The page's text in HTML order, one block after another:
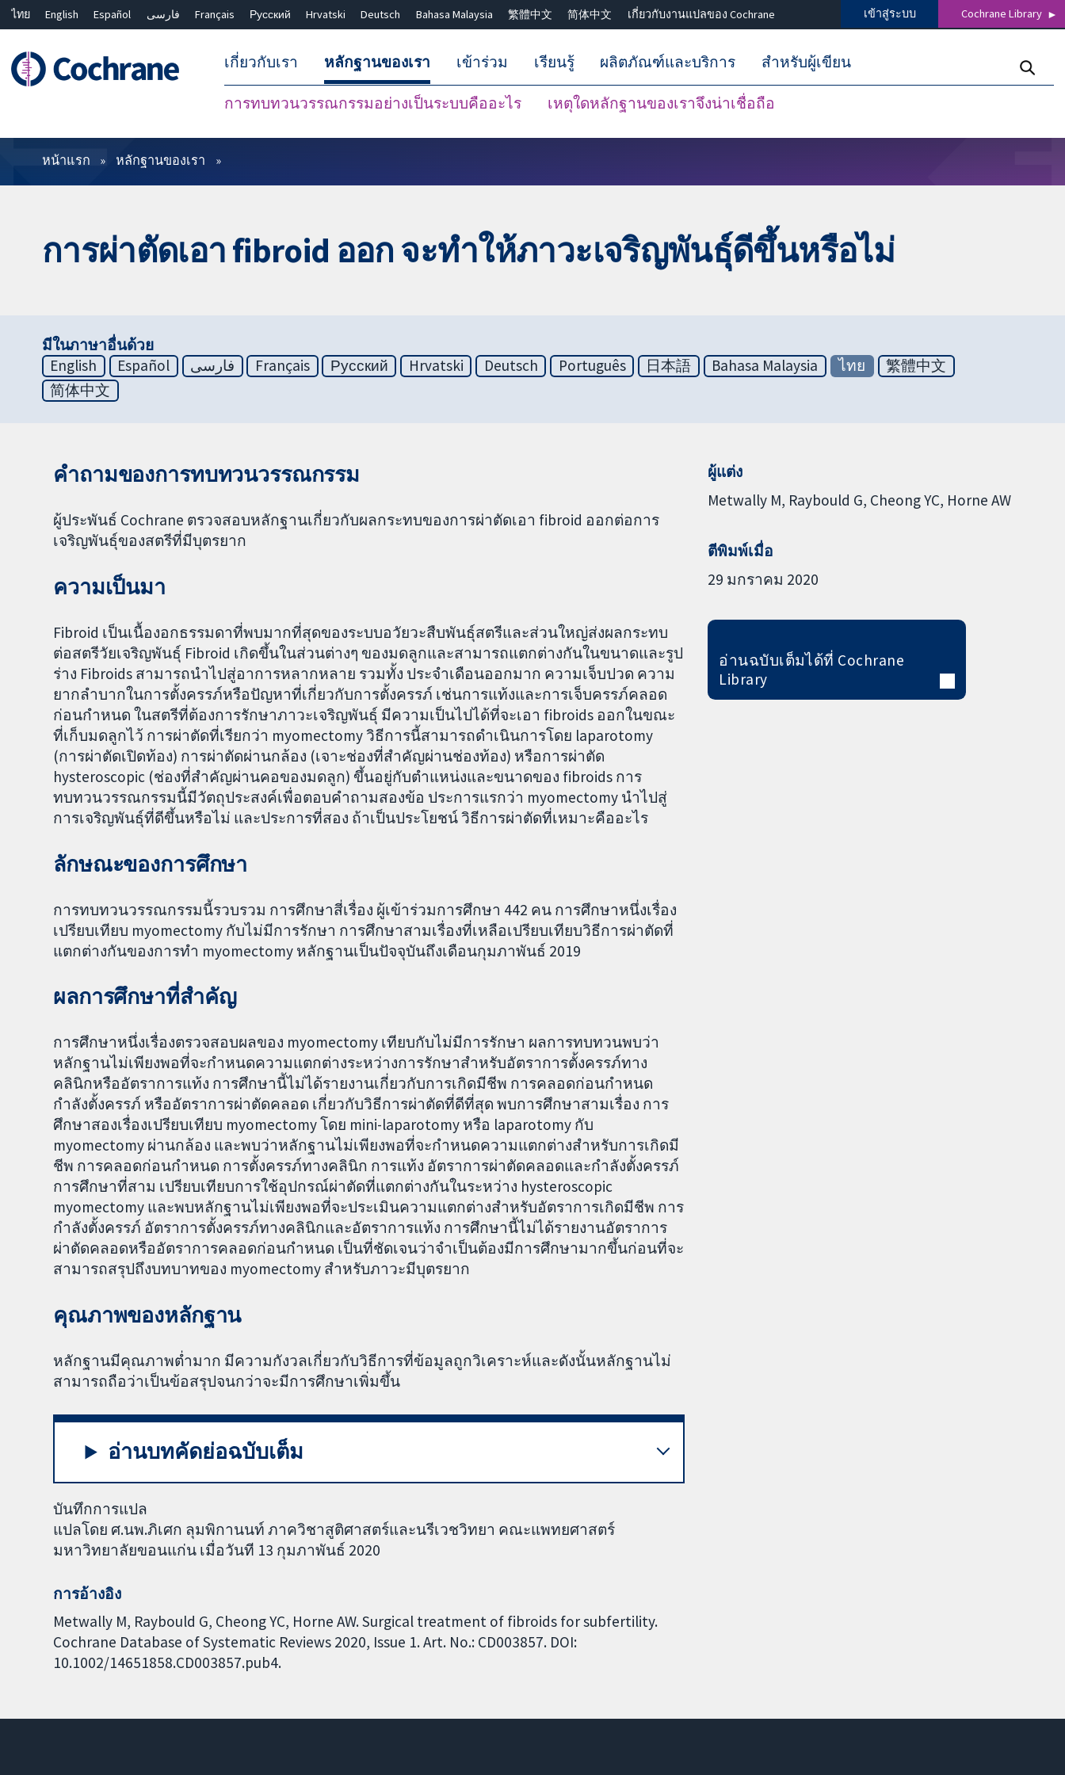
ไทย English Español فارسی Français Русский Hrvatski Deutsch Bahasa Malaysia 繁體中文 简体中文 เกี่ยวกับงานแปลของ Cochrane เข้าสู่ระบบ Cochrane Library
เกี่ยวกับเรา หลักฐานของเรา
การทบทวนวรรณกรรมอย่างเป็นระบบคืออะไร เหตุใดหลักฐานของเราจึงน่าเชื่อถือ
เข้าร่วม เรียนรู้ ผลิตภัณฑ์และบริการ สำหรับผู้เขียน
ตัวกรอง
หน้าแรก หลักฐานของเรา
การผ่าตัดเอา fibroid ออก จะทำให้ภาวะเจริญพันธุ์ดีขึ้นหรือไม่
มีในภาษาอื่นด้วย
English
Español فارسی Français Русский Hrvatski Deutsch Português 日本語 Bahasa Malaysia ไทย
繁體中文
简体中文
คำถามของการทบทวนวรรณกรรม
ผู้ประพันธ์ Cochrane ตรวจสอบหลักฐานเกี่ยวกับผลกระทบของการผ่าตัดเอา fibroid ออกต่อการ
เจริญพันธุ์ของสตรีที่มีบุตรยาก
ความเป็นมา
Fibroid เป็นเนื้องอกธรรมดาที่พบมากที่สุดของระบบอวัยวะสืบพันธุ์สตรีและส่วนใหญ่ส่งผลกระทบ
ต่อสตรีวัยเจริญพันธุ์ Fibroid เกิดขึ้นในส่วนต่างๆ ของมดลูกและสามารถแตกต่างกันในขนาดและรูป
ร่าง Fibroids สามารถนำไปสู่อาการหลากหลาย รวมทั้ง ประจำเดือนออกมาก ความเจ็บปวด ความ
ยากลำบากในการตั้งครรภ์หรือปัญหาที่เกี่ยวกับการตั้งครรภ์ เช่นการแท้งและการเจ็บครรภ์คลอด
ก่อนกำหนด ในสตรีที่ต้องการรักษาภาวะเจริญพันธุ์ มีความเป็นไปได้ที่จะเอา fibroids ออกในขณะ
ที่เก็บมดลูกไว้ การผ่าตัดที่เรียกว่า myomectomy วิธีการนี้สามารถดำเนินการโดย laparotomy
(การผ่าตัดเปิดท้อง) การผ่าตัดผ่านกล้อง (เจาะช่องที่สำคัญผ่านช่องท้อง) หรือการผ่าตัด
hysteroscopic (ช่องที่สำคัญผ่านคอของมดลูก) ขึ้นอยู่กับตำแหน่งและขนาดของ fibroids การ
ทบทวนวรรณกรรมนี้มีวัตถุประสงค์เพื่อตอบคำถามสองข้อ ประการแรกว่า myomectomy นำไปสู่
การเจริญพันธุ์ที่ดีขึ้นหรือไม่ และประการที่สอง ถ้าเป็นประโยชน์ วิธีการผ่าตัดที่เหมาะคืออะไร
ลักษณะของการศึกษา
การทบทวนวรรณกรรมนี้รวบรวม การศึกษาสี่เรื่อง ผู้เข้าร่วมการศึกษา 442 คน การศึกษาหนึ่งเรื่อง
เปรียบเทียบ myomectomy กับไม่มีการรักษา การศึกษาสามเรื่องที่เหลือเปรียบเทียบวิธีการผ่าตัดที่
แตกต่างกันของการทำ myomectomy หลักฐานเป็นปัจจุบันถึงเดือนกุมภาพันธ์ 2019
ผลการศึกษาที่สำคัญ
การศึกษาหนึ่งเรื่องตรวจสอบผลของ myomectomy เทียบกับไม่มีการรักษา ผลการทบทวนพบว่า
หลักฐานไม่เพียงพอที่จะกำหนดความแตกต่างระหว่างการรักษาสำหรับอัตราการตั้งครรภ์ทาง
คลินิกหรืออัตราการแท้ง การศึกษานี้ไม่ได้รายงานเกี่ยวกับการเกิดมีชีพ การคลอดก่อนกำหนด
กำลังตั้งครรภ์ หรืออัตราการผ่าตัดคลอด เกี่ยวกับวิธีการผ่าตัดที่ดีที่สุด พบการศึกษาสามเรื่อง การ
ศึกษาสองเรื่องเปรียบเทียบ myomectomy โดย mini-laparotomy หรือ laparotomy กับ
myomectomy ผ่านกล้อง และพบว่าหลักฐานไม่เพียงพอที่จะกำหนดความแตกต่างสำหรับการเกิดมี
ชีพ การคลอดก่อนกำหนด การตั้งครรภ์ทางคลินิก การแท้ง อัตราการผ่าตัดคลอดและกำลังตั้งครรภ์
การศึกษาที่สาม เปรียบเทียบการใช้อุปกรณ์ผ่าตัดที่แตกต่างกันในระหว่าง hysteroscopic
myomectomy และพบหลักฐานไม่เพียงพอที่จะประเมินความแตกต่างสำหรับอัตราการเกิดมีชีพ การ
กำลังตั้งครรภ์ อัตราการตั้งครรภ์ทางคลินิกและอัตราการแท้ง การศึกษานี้ไม่ได้รายงานอัตราการ
ผ่าตัดคลอดหรืออัตราการคลอดก่อนกำหนด เป็นที่ชัดเจนว่าจำเป็นต้องมีการศึกษามากขึ้นก่อนที่จะ
สามารถสรุปถึงบทบาทของ myomectomy สำหรับภาวะมีบุตรยาก
คุณภาพของหลักฐาน
หลักฐานมีคุณภาพต่ำมาก มีความกังวลเกี่ยวกับวิธีการที่ข้อมูลถูกวิเคราะห์และดังนั้นหลักฐานไม่
สามารถถือว่าเป็นข้อสรุปจนกว่าจะมีการศึกษาเพิ่มขึ้น
อ่านบทคัดย่อฉบับเต็ม
บันทึกการแปล
แปลโดย ศ.นพ.ภิเศก ลุมพิกานนท์ ภาควิชาสูติศาสตร์และนรีเวชวิทยา คณะแพทยศาสตร์
มหาวิทยาลัยขอนแก่น เมื่อวันที 13 กุมภาพันธ์ 2020
การอ้างอิง
Metwally M, Raybould G, Cheong YC, Horne AW. Surgical treatment of fibroids for subfertility.
Cochrane Database of Systematic Reviews 2020, Issue 1. Art. No.: CD003857. DOI:
10.1002/14651858.CD003857.pub4.
ผู้แต่ง
Metwally M Raybould G Cheong YC Horne AW
ตีพิมพ์เมื่อ
29 มกราคม 2020
อ่านฉบับเต็มได้ที่ Cochrane
Library